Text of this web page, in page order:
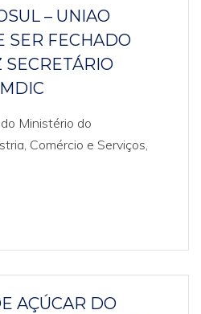
– UNIAO
SER FECHADO
SECRETÁRIO
Ministério do
Comércio e Serviços,
AÇÚCAR DO